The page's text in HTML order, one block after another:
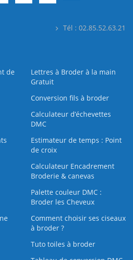
Tél : 02.85.52.63.21
de
Lettres à Broder à la main
Gratuit
Conversion fils à broder
Calculateur d’échevettes
DMC
Estimateur de temps : Point
de croix
Calculateur Encadrement
Broderie & canevas
Palette couleur DMC :
Broder les Cheveux
Comment choisir ses ciseaux
à broder ?
Tuto toiles à broder